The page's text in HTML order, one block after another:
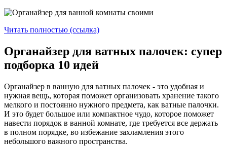
Читать полностью (ссылка)
Органайзер для ватных палочек: супер
подборка 10 идей
Органайзер в ванную для ватных палочек - это удобная и
нужная вещь, которая поможет организовать хранение такого
мелкого и постоянно нужного предмета, как ватные палочки.
И это будет большое или компактное чудо, которое поможет
навести порядок в ванной комнате, где требуется все держать
в полном порядке, во избежание захламления этого
небольшого важного пространства.